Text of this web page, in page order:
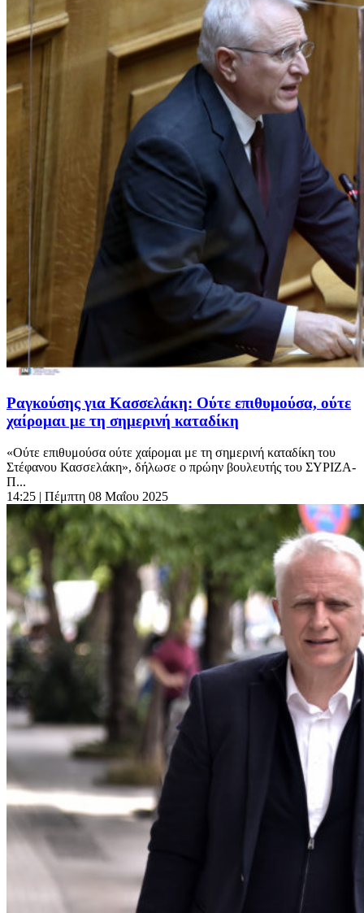
Ραγκούσης για Κασσελάκη: Ούτε επιθυμούσα, ούτε
χαίρομαι με τη σημερινή καταδίκη
«Ούτε επιθυμούσα ούτε χαίρομαι με τη σημερινή καταδίκη του
Στέφανου Κασσελάκη», δήλωσε ο πρώην βουλευτής του ΣΥΡΙΖΑ-
Π...
14:25 | Πέμπτη 08 Μαΐου 2025